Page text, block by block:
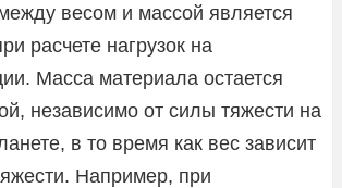
весом и массой является
расчете нагрузок на
Масса материала остается
независимо от силы тяжести на
в то время как вес зависит
Например, при